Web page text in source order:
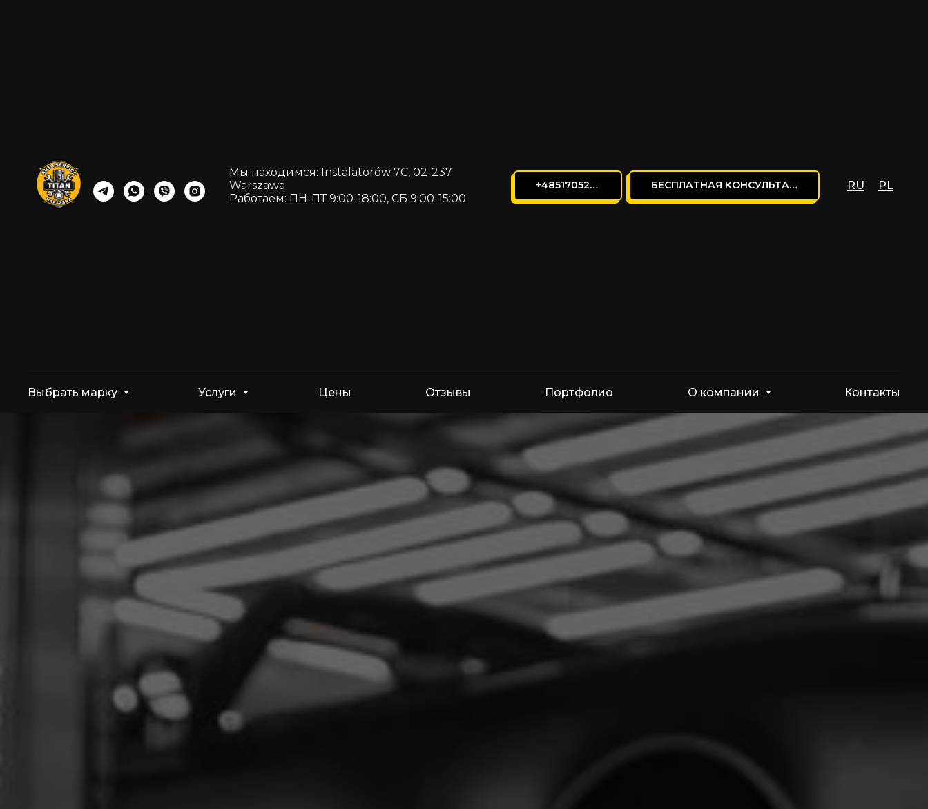
Мы находимся: Instalatorów 7C, 02-237
Warszawa
Работаем: ПН-ПТ 9:00-18:00, СБ 9:00-15:00
+48517052105 БЕСПЛАТНАЯ КОНСУЛЬТАЦИЯ RU PL
Выбрать марку Услуги Цены Отзывы Портфолио О компании Контакты